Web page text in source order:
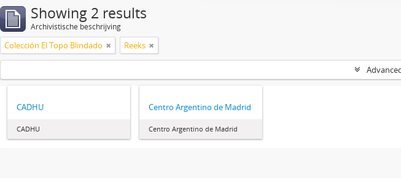
Showing 2 results
Archivistische beschrijving
Colección El Topo Blindado Reeks
CADHU
CADHU
Centro Argentino de Madrid
Centro Argentino de Madrid